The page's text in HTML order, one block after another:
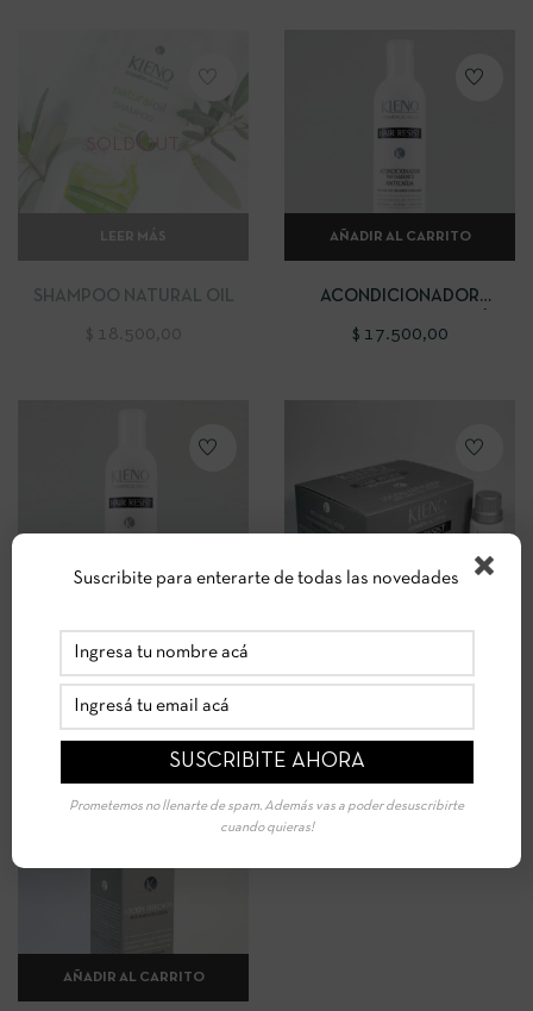
SOLD OUT
LEER MÁS
SHAMPOO NATURAL OIL
$ 18.500,00
AÑADIR AL CARRITO
ACONDICIONADOR
CON ARGININA,BIOTINA Y
$ 17.500,00
SHAMPOO TRATAMIENTO
ARGININA,BIOTINA Y
KERATINA
$18.500,00
AÑADIR AL CARRITO
Suscribite para enterarte de todas las novedades
Prometemos no llenarte de spam. Además vas a poder desuscribirte
cuando quieras!